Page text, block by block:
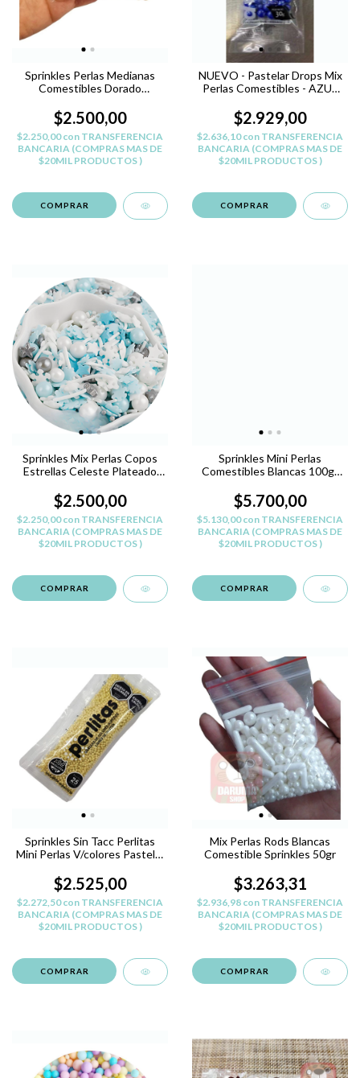
Sprinkles Perlas Medianas
Comestibles Dorado
$2.500,00
$2.250,00con TRANSFERENCIA
BANCARIA (COMPRAS MAS DE
$20MIL PRODUCTOS )
NUEVO - Pastelar Drops Mix
Perlas Comestibles - AZUL
$2.929,00
$2.636,10con TRANSFERENCIA
BANCARIA (COMPRAS MAS DE
$20MIL PRODUCTOS )
Sprinkles Mix Perlas Copos
Estrellas Celeste Plateado
$2.500,00
$2.250,00con TRANSFERENCIA
BANCARIA (COMPRAS MAS DE
$20MIL PRODUCTOS )
Sprinkles Mini Perlas
Comestibles Blancas 100gr
$5.700,00
$5.130,00con TRANSFERENCIA
BANCARIA (COMPRAS MAS DE
$20MIL PRODUCTOS )
Sprinkles Sin Tacc Perlitas
Mini Perlas V/colores Pastelar
PERLITAS SIN TACC
$2.525,00
$2.272,50con TRANSFERENCIA
BANCARIA (COMPRAS MAS DE
$20MIL PRODUCTOS )
Mix Perlas Rods Blancas
Comestible Sprinkles 50gr
$3.263,31
$2.936,98 con TRANSFERENCIA
BANCARIA (COMPRAS MAS DE
$20MIL PRODUCTOS )